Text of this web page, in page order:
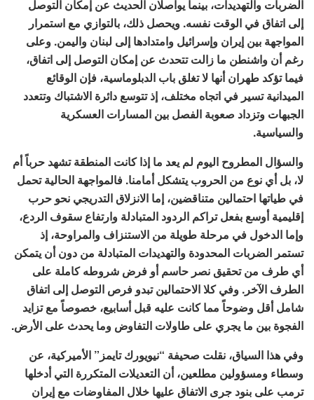
الضربات والتهديدات، بينما يواصلان الحديث عن إمكان التوصل
إلى اتفاق في الوقت نفسه. ويحصل ذلك، بالتوازي مع استمرار
المواجهة بين إيران وإسرائيل وامتدادها إلى لبنان واليمن. وعلى
رغم أن واشنطن ما زالت تتحدث عن إمكان التوصل إلى اتفاق،
فيما تؤكد طهران أنها لا تغلق باب الدبلوماسية، فإن الوقائع
الميدانية تسير في اتجاه مختلف، إذ تتوسع دائرة الاشتباك وتتعدد
الجبهات وتزداد صعوبة الفصل بين المسارات العسكرية
والسياسية.
والسؤال المطروح اليوم لم يعد ما إذا كانت المنطقة تشهد حرباً أم
لا، بل أي نوع من الحروب يتشكل أمامنا. فالمواجهة الحالية تحمل
في طياتها احتمالين متناقضين، إما الانزلاق التدريجي نحو حرب
إقليمية أوسع بفعل تراكم الردود المتبادلة وارتفاع سقوف الردع،
وإما الدخول في مرحلة طويلة من الاستنزاف والمراوحة، إذ
تستمر الضربات المحدودة والتهديدات المتبادلة من دون أن يتمكن
أي طرف من تحقيق نصر حاسم أو فرض شروطه كاملة على
الطرف الآخر. وفي كلا الاحتمالين تبدو فرص التوصل إلى اتفاق
شامل أقل وضوحاً مما كانت عليه قبل أسابيع، خصوصاً مع تزايد
الفجوة بين ما يجري على طاولات التفاوض وما يحدث على الأرض.
وفي هذا السياق، نقلت صحيفة “نيويورك تايمز” الأميركية، عن
وسطاء ومسؤولين مطلعين، أن التعديلات المتكررة التي أدخلها
ترمب على بنود جرى الاتفاق عليها خلال المفاوضات مع إيران